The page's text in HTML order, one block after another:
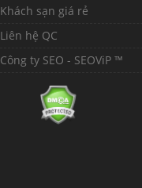
Khách sạn giá rẻ
Liên hệ QC
Công ty SEO - SEOViP ™